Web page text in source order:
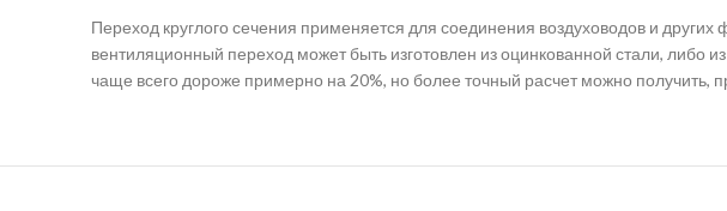
Переход круглого сечения применяется для соединения воздуховодов и
вентиляционный переход может быть изготовлен из оцинкованной стали, либо
чаще всего дороже примерно на 20%, но более точный расчет можно получить,